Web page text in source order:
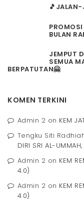
🎵JALAN-
BULAN
JEMPUT
SEMUA
BERPATUTAN🤗
KOMEN TERKINI
Admin 2 on KEM
Tengku Siti
DIRI SRI AL-
Admin 2 on KEM
4.0)
Admin 2 on KEM
4.0)